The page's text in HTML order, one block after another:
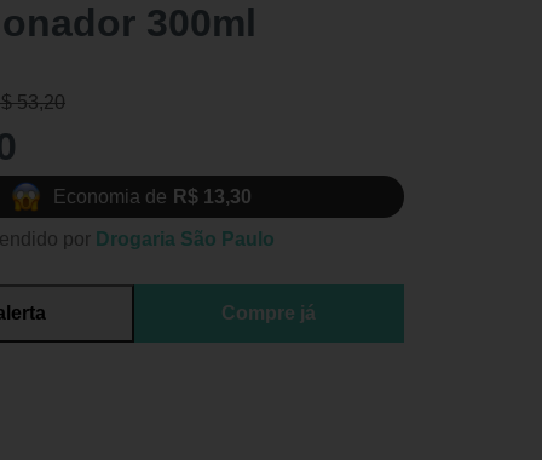
300ml
53,20
Economia de R$ 13,30
por Drogaria São Paulo
Compre já